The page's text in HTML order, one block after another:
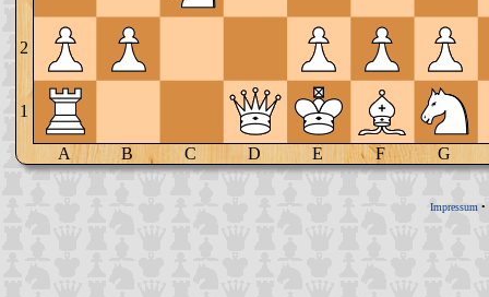
2
1
A B C D E F G
Impressum •